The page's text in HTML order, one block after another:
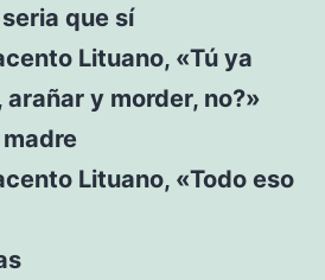
que sí
Lituano, «Tú ya
y morder, no?»
Lituano, «Todo eso